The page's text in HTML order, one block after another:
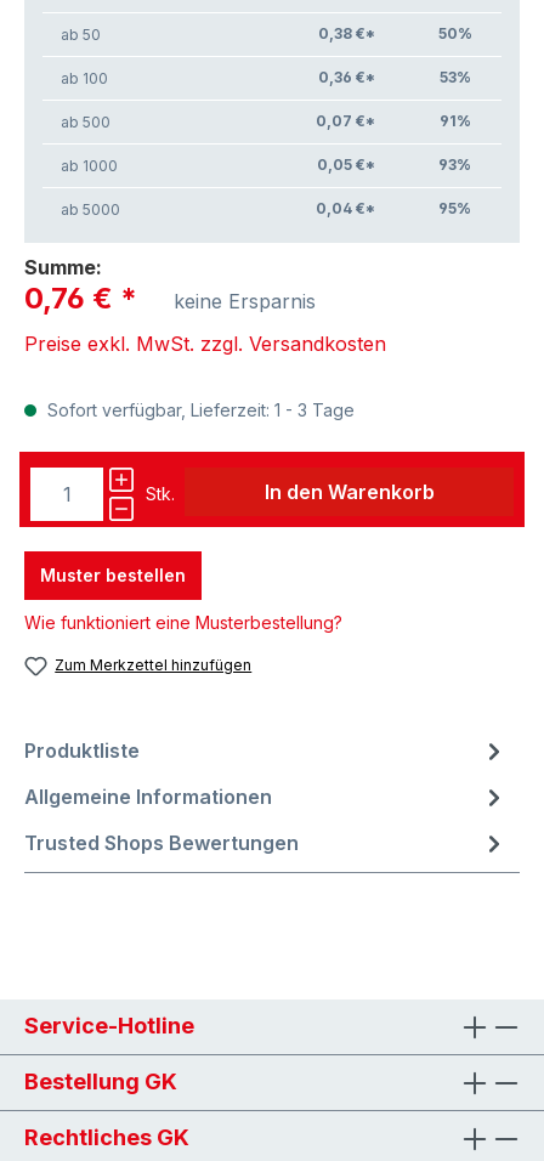
ab 50 0,38 €* 50%
ab 100 0,36 €* 53%
ab 500 0,07 €* 91%
ab 1000 0,05 €* 93%
ab 5000 0,04 €* 95%
Summe:
0,76 € *
keine Ersparnis
Preise exkl. MwSt. zzgl. Versandkosten
Sofort verfügbar, Lieferzeit: 1 - 3 Tage
Stk. In den Warenkorb
Muster bestellen
Wie funktioniert eine Musterbestellung?
Zum Merkzettel hinzufügen
Produktliste
Allgemeine Informationen
Trusted Shops Bewertungen
Service-Hotline
Bestellung GK
Rechtliches GK